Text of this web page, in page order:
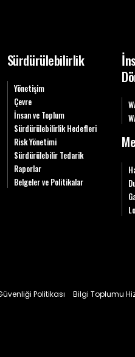
Sürdürülebilirlik
Yönetişim
Çevre
İnsan ve Toplum
Sürdürülebilirlik Hedefleri
Risk Yönetimi
Sürdürülebilir Tedarik
Raporlar
Belgeler ve Politikalar
Politikası Bilgi Toplumu